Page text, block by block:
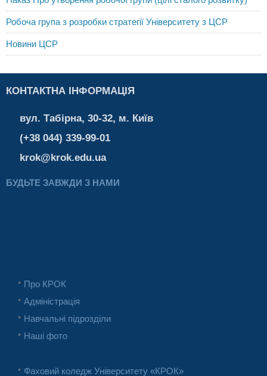
Робоча група з розробки стратегії Університету з ЦСР
Новини ЦСР
КОНТАКТНА ІНФОРМАЦІЯ
вул. Табірна, 30-32, м. Київ
(+38 044) 339-99-01
krok@krok.edu.ua
БУДЬТЕ ЗАВЖДИ З НАМИ
Про КРОК
Адміністрація
Навчальні підрозділи
Наші фото
Фаховий коледж Університету «КРОК»